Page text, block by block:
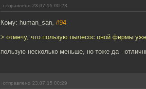
отправлено 23.07.15 00:23
Кому: human_san, #94
> отмечу, что пользую пылесос оной фирмы уже
пользую несколько меньше, но тоже да -
отправлено 23.07.15 00:29